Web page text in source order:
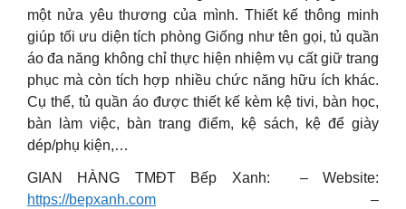
một nửa yêu thương của mình. Thiết kế thông minh
giúp tối ưu diện tích phòng Giống như tên gọi, tủ quần
áo đa năng không chỉ thực hiện nhiệm vụ cất giữ trang
phục mà còn tích hợp nhiều chức năng hữu ích khác.
Cụ thể, tủ quần áo được thiết kế kèm kệ tivi, bàn học,
bàn làm việc, bàn trang điểm, kệ sách, kệ để giày
dép/phụ kiện,…
GIAN HÀNG TMĐT Bếp Xanh: – Website:
https://bepxanh.com –